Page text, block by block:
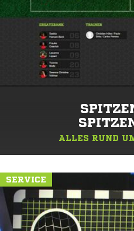
ALLES RUND
SERVICE